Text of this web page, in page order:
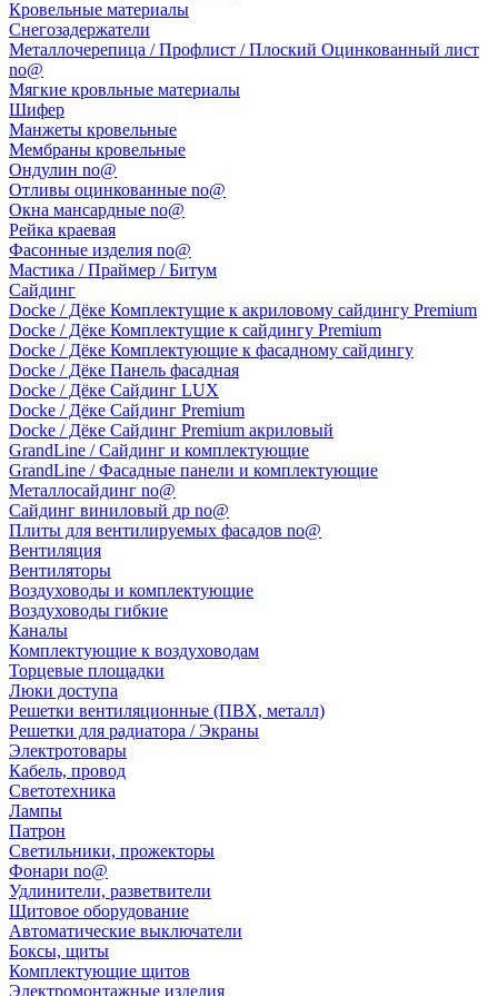
Кровельные материалы
Снегозадержатели
Металлочерепица / Профлист / Плоский Оцинкованный лист
no@
Мягкие кровльные материалы
Шифер
Манжеты кровельные
Мембраны кровельные
Ондулин no@
Отливы оцинкованные no@
Окна мансардные no@
Рейка краевая
Фасонные изделия no@
Мастика / Праймер / Битум
Сайдинг
Docke / Дёке Комплектущие к акриловому сайдингу Premium
Docke / Дёке Комплектущие к сайдингу Premium
Docke / Дёке Комплектующие к фасадному сайдингу
Docke / Дёке Панель фасадная
Docke / Дёке Сайдинг LUX
Docke / Дёке Сайдинг Premium
Docke / Дёке Сайдинг Premium акриловый
GrandLine / Сайдинг и комплектующие
GrandLine / Фасадные панели и комплектующие
Металлосайдинг no@
Сайдинг виниловый др no@
Плиты для вентилируемых фасадов no@
Вентиляция
Вентиляторы
Воздуховоды и комплектующие
Воздуховоды гибкие
Каналы
Комплектующие к воздуховодам
Торцевые площадки
Люки доступа
Решетки вентиляционные (ПВХ, металл)
Решетки для радиатора / Экраны
Электротовары
Кабель, провод
Светотехника
Лампы
Патрон
Светильники, прожекторы
Фонари no@
Удлинители, разветвители
Щитовое оборудование
Автоматические выключатели
Боксы, щиты
Комплектующие щитов
Электромонтажные изделия